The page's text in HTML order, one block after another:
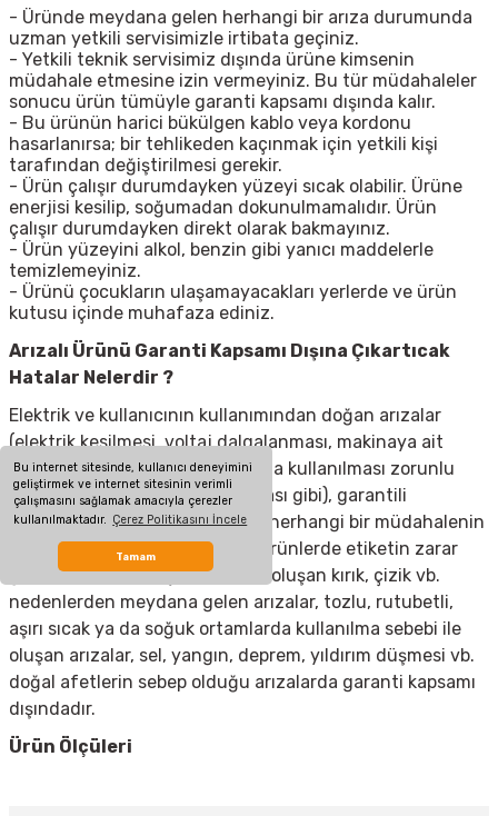
Bu internet sitesinde, kullanıcı deneyimini
geliştirmek ve internet sitesinin verimli
çalışmasını sağlamak amacıyla çerezler
kullanılmaktadır. Çerez Politikasını İncele
Tamam
- Üründe meydana gelen herhangi bir arıza durumunda
uzman yetkili servisimizle irtibata geçiniz.
- Yetkili teknik servisimiz dışında ürüne kimsenin
müdahale etmesine izin vermeyiniz. Bu tür müdahaleler
sonucu ürün tümüyle garanti kapsamı dışında kalır.
- Bu ürünün harici bükülgen kablo veya kordonu
hasarlanırsa; bir tehlikeden kaçınmak için yetkili kişi
tarafından değiştirilmesi gerekir.
- Ürün çalışır durumdayken yüzeyi sıcak olabilir. Ürüne
enerjisi kesilip, soğumadan dokunulmamalıdır. Ürün
çalışır durumdayken direkt olarak bakmayınız.
- Ürün yüzeyini alkol, benzin gibi yanıcı maddelerle
temizlemeyiniz.
- Ürünü çocukların ulaşamayacakları yerlerde ve ürün
kutusu içinde muhafaza ediniz.
Arızalı Ürünü Garanti Kapsamı Dışına Çıkartıcak
Hatalar Nelerdir ?
Elektrik ve kullanıcının kullanımından doğan arızalar
(elektrik kesilmesi, voltaj dalgalanması, makinaya ait
olmayan aksesuar takılması yada kullanılması zorunlu
olan aksesuarların kullanılmaması gibi), garantili
ürünlerde yetkili servis dışında herhangi bir müdahalenin
yapılması, garanti etiketi olan ürünlerde etiketin zarar
görmesi, cihazın dış yüzeyinde oluşan kırık, çizik vb.
nedenlerden meydana gelen arızalar, tozlu, rutubetli,
aşırı sıcak ya da soğuk ortamlarda kullanılma sebebi ile
oluşan arızalar, sel, yangın, deprem, yıldırım düşmesi vb.
doğal afetlerin sebep olduğu arızalarda garanti kapsamı
dışındadır.
Ürün Ölçüleri